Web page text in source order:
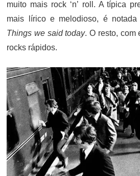
muito mais rock ‘n’ roll. A típica
mais lírico e melodioso, é
Things we said today. O resto, com
rocks rápidos.